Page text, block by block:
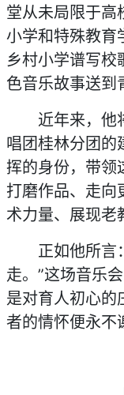
堂从未局限于高
小学和特殊教育
乡村小学谱写校
色音乐故事送到
近年来，他
唱团桂林分团的
挥的身份，带领
打磨作品、走向
术力量、展现老
正如他所言
走。”这场音乐
是对育人初心
者的情怀便永不